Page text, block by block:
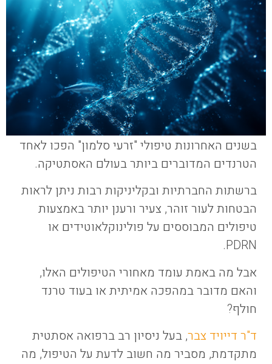
בשנים האחרונות טיפולי "זרעי סלמון" הפכו לאחד
הטרנדים המדוברים ביותר בעולם האסתטיקה.
ברשתות החברתיות ובקליניקות רבות ניתן לראות
הבטחות לעור זוהר, צעיר ורענן יותר באמצעות
טיפולים המבוססים על פולינוקלאוטידים או
PDRN.
אבל מה באמת עומד מאחורי הטיפולים האלו,
והאם מדובר במהפכה אמיתית או בעוד טרנד
חולף?
ד"ר דייויד צבר, בעל ניסיון רב ברפואה אסתטית
מתקדמת, מסביר מה חשוב לדעת על הטיפול, מה